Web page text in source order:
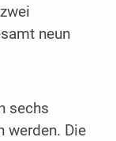
neun
sechs
werden. Die